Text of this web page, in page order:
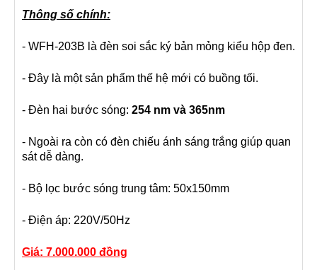
Thông số chính:
- WFH-203B là đèn soi sắc ký bản mỏng kiểu hộp đen.
- Đây là một sản phẩm thế hệ mới có buồng tối.
- Đèn hai bước sóng: 254 nm và 365nm
- Ngoài ra còn có đèn chiếu ánh sáng trắng giúp quan
sát dễ dàng.
- Bộ lọc bước sóng trung tâm: 50x150mm
- Điện áp: 220V/50Hz
Giá: 7.000.000 đồng